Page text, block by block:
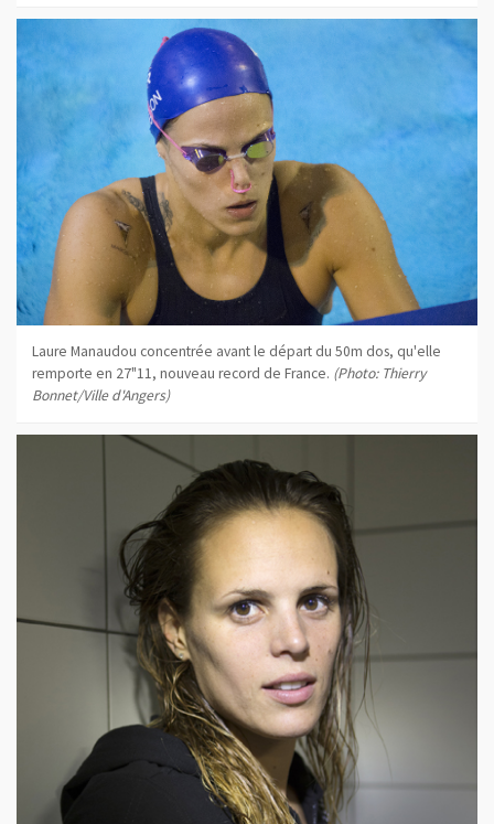
Laure Manaudou concentrée avant le départ du 50m dos, qu'elle
remporte en 27"11, nouveau record de France. (Photo: Thierry
Bonnet/Ville d'Angers)